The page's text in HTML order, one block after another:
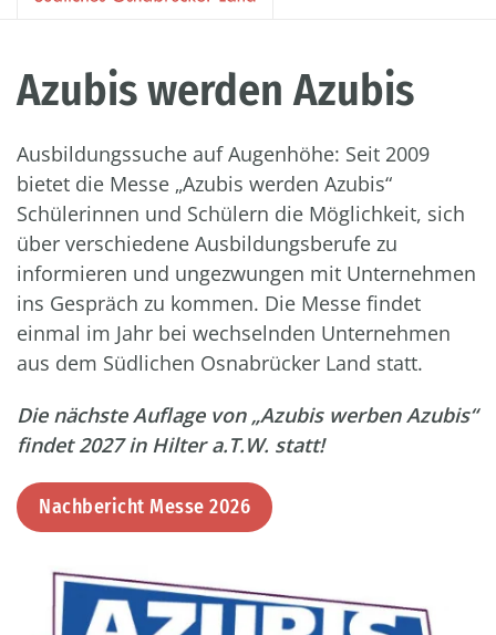
Azubis werden Azubis
Ausbildungssuche auf Augenhöhe: Seit 2009
bietet die Messe „Azubis werden Azubis“
Schülerinnen und Schülern die Möglichkeit, sich
über verschiedene Ausbildungsberufe zu
informieren und ungezwungen mit Unternehmen
ins Gespräch zu kommen. Die Messe findet
einmal im Jahr bei wechselnden Unternehmen
aus dem Südlichen Osnabrücker Land statt.
Die nächste Auflage von „Azubis werben Azubis“
findet 2027 in Hilter a.T.W. statt!
Nachbericht Messe 2026